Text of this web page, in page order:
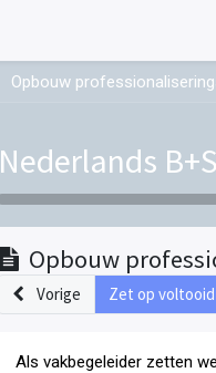
Opbouw
Nederlands
Opbouw
Vorige Zet op voltooid
Als vakbegeleider zetten